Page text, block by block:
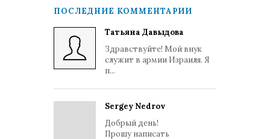
ПОСЛЕДНИЕ КОММЕНТАРИИ
Татьяна Давыдова
Здравствуйте! Мой внук
служит в армии Израиля. Я
п...
Sergey Nedrov
Добрый день!
Прошу написать